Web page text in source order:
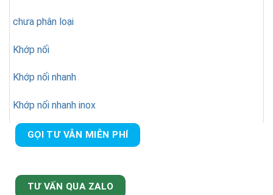
chưa phân loại
Khớp nối
Khớp nối nhanh
Khớp nối nhanh inox
GỌI TƯ VẪN MIỄN PHÍ
TƯ VẤN QUA ZALO